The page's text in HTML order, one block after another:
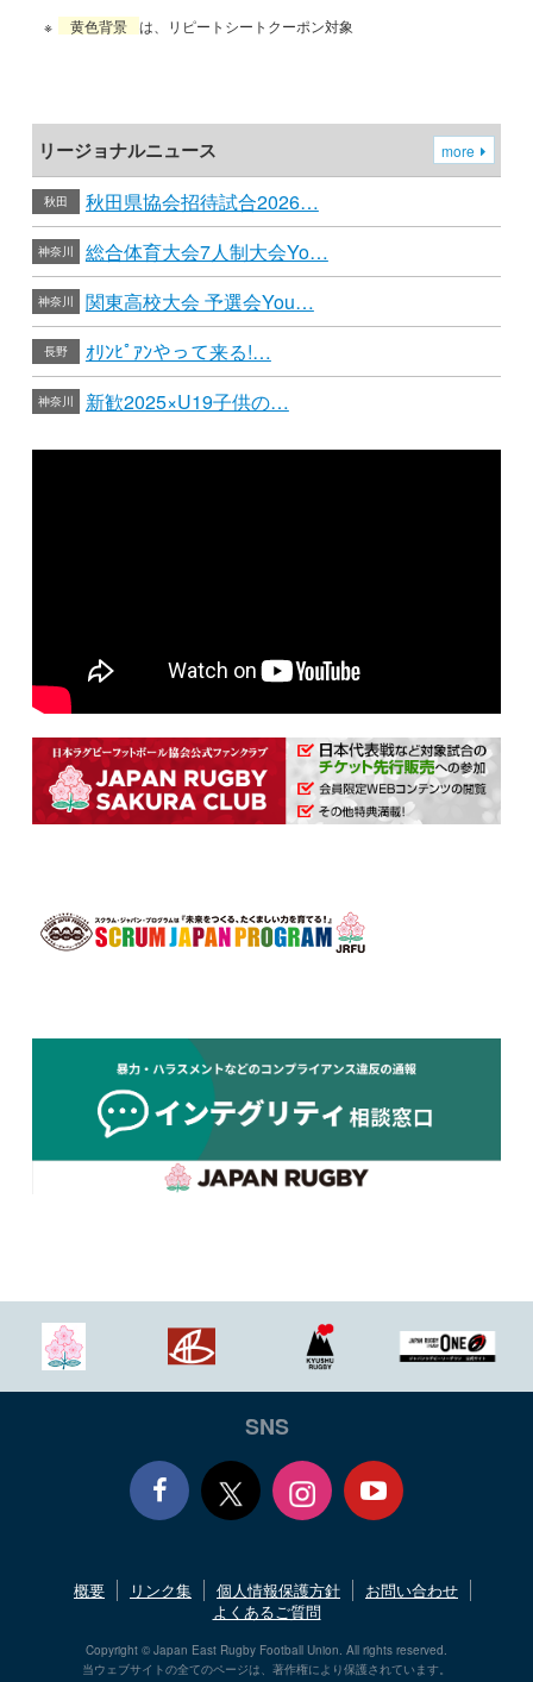
黄色背景 は、リピートシートクーポン対象
リージョナルニュース more
秋田 秋田県協会招待試合2026…
神奈川 総合体育大会7人制大会Yo…
神奈川 関東高校大会 予選会You…
長野 ｵﾘﾝﾋﾟｱﾝやって来る!…
神奈川 新歓2025×U19子供の…
SNS
book
ube
概要 リンク集 個人情報保護方針
お問い合わせ
よくあるご質問
Copyright © Japan East Rugby Football Union. All rights reserved.
当ウェブサイトの全てのページは、著作権により保護されています。